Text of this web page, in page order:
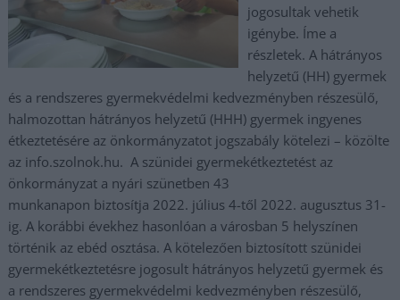
jogosultak vehetik
igénybe. Íme a
részletek. A hátrányos
helyzetű (HH) gyermek
és a rendszeres gyermekvédelmi kedvezményben részesülő,
halmozottan hátrányos helyzetű (HHH) gyermek ingyenes
étkeztetésére az önkormányzatot jogszabály kötelezi – közölte
az info.szolnok.hu. A szünidei gyermekétkeztetést az
önkormányzat a nyári szünetben 43
munkanapon biztosítja 2022. július 4-től 2022. augusztus 31-
ig. A korábbi évekhez hasonlóan a városban 5 helyszínen
történik az ebéd osztása. A kötelezően biztosított szünidei
gyermekétkeztetésre jogosult hátrányos helyzetű gyermek és
a rendszeres gyermekvédelmi kedvezményben részesülő,